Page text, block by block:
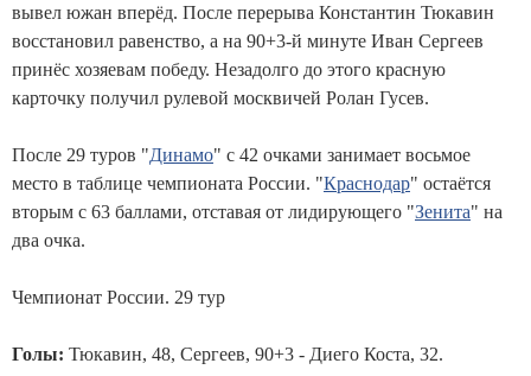
вывел южан вперёд. После перерыва Константин Тюкавин
восстановил равенство, а на 90+3-й минуте Иван Сергеев
принёс хозяевам победу. Незадолго до этого красную
карточку получил рулевой москвичей Ролан Гусев.
После 29 туров "Динамо" с 42 очками занимает восьмое
место в таблице чемпионата России. "Краснодар" остаётся
вторым с 63 баллами, отставая от лидирующего "Зенита" на
два очка.
Чемпионат России. 29 тур
Голы: Тюкавин, 48, Сергеев, 90+3 - Диего Коста, 32.